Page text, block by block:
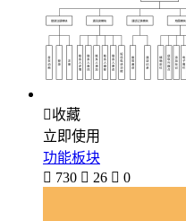
收藏
立即使用
功能板块
 730  26  0